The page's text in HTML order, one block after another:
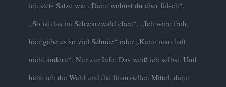
ich stets Sätze wie „Dann wohnst du aber falsch“,
„So ist das im Schwarzwald eben“, „Ich wäre froh,
hier gäbe es so viel Schnee“ oder „Kann man halt
nicht ändern“. Nur zur Info. Das weiß ich selbst. Und
hätte ich die Wahl und die finanziellen Mittel, dann